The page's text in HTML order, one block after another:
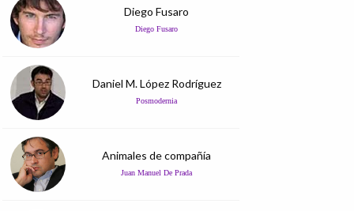
Diego Fusaro
Diego Fusaro
Daniel M. López Rodríguez
Posmodernia
Animales de compañía
Juan Manuel De Prada